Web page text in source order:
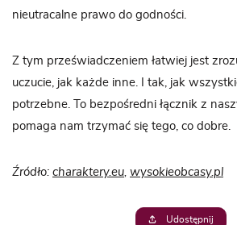
nieutracalne prawo do godności.
Z tym przeświadczeniem łatwiej jest
uczucie, jak każde inne. I tak, jak
potrzebne. To bezpośredni łącznik z
pomaga nam trzymać się tego, co dobre.
Źródło: charaktery.eu wysokieobcasy.pl
Udostępnij